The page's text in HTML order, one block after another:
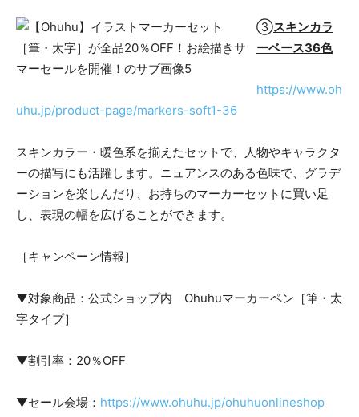
③スキンカラ
ーベース36色
https://www.oh
uhu.jp/product-page/markers-soft1-36
スキンカラー・暖色系を揃えたセットで、人物やキャラクタ
ーの描写にも活躍します。ニュアンスのある色味で、グラデ
ーションを楽しんだり、お持ちのマーカーセットに買い足
し、表現の幅を広げることができます。
［キャンペーン情報］
▼対象商品：公式ショップ内 Ohuhuマーカーペン［筆・太
字タイプ］
▼割引率：20％OFF
▼セール会場： https://www.ohuhu.jp/ohuhuonlineshop